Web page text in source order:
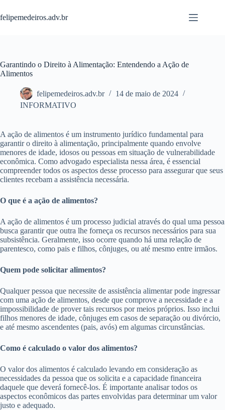
para
o
felipemedeiros.adv.br
Garantindo o Direito à Alimentação: Entendendo a Ação de
Alimentos
felipemedeiros.adv.br
14 de maio de 2024
INFORMATIVO
A ação de alimentos é um instrumento jurídico fundamental para
garantir o direito à alimentação, principalmente quando envolve
menores de idade, idosos ou pessoas em situação de vulnerabilidade
econômica. Como advogado especialista nessa área, é essencial
compreender todos os aspectos desse processo para assegurar que seus
clientes recebam a assistência necessária.
O que é a ação de alimentos?
A ação de alimentos é um processo judicial através do qual uma pessoa
busca garantir que outra lhe forneça os recursos necessários para sua
subsistência. Geralmente, isso ocorre quando há uma relação de
parentesco, como pais e filhos, cônjuges, ou até mesmo entre irmãos.
Quem pode solicitar alimentos?
Qualquer pessoa que necessite de assistência alimentar pode ingressar
com uma ação de alimentos, desde que comprove a necessidade e a
impossibilidade de prover tais recursos por meios próprios. Isso inclui
filhos menores de idade, cônjuges em casos de separação ou divórcio,
e até mesmo ascendentes (pais, avós) em algumas circunstâncias.
Como é calculado o valor dos alimentos?
O valor dos alimentos é calculado levando em consideração as
necessidades da pessoa que os solicita e a capacidade financeira
daquele que deverá fornecê-los. É importante analisar todos os
aspectos econômicos das partes envolvidas para determinar um valor
justo e adequado.